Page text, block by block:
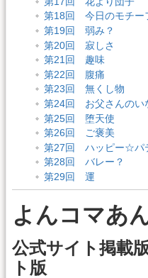
第18回 今日のモチー
第19回 弱み？
第20回 寂しさ
第21回 趣味
第22回 腹痛
第23回 無くし物
第24回 お父さんのい
第25回 堕天使
第26回 ご褒美
第27回 ハッピー☆パ
第28回 バレー？
第29回 運
よんコマあ
公式サイト掲載
ト版